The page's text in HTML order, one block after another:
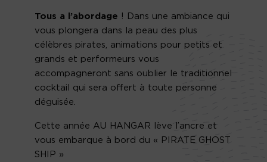
Tous a l’abordage ! Dans une ambiance qui
vous plongera dans la peau des plus
célèbres pirates, animations pour petits et
grands et performeurs vous
accompagneront sans oublier le traditionnel
cocktail qui sera offert à toute personne
déguisée.
Cette année AU HANGAR lève l’ancre et
vous embarque à bord du « PIRATE GHOST
SHIP »